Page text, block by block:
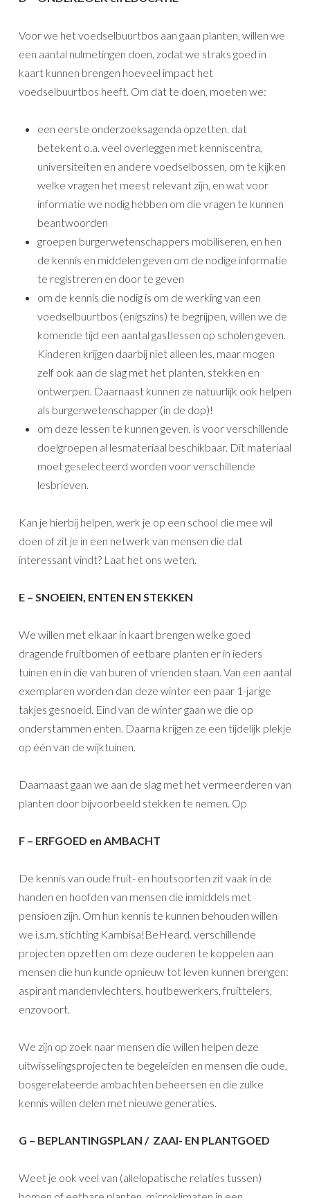
Voor we het voedselbuurtbos aan gaan planten, willen we
een aantal nulmetingen doen, zodat we straks goed in
kaart kunnen brengen hoeveel impact het
voedselbuurtbos heeft. Om dat te doen, moeten we:
een eerste onderzoeksagenda opzetten. dat
betekent o.a. veel overleggen met kenniscentra,
universiteiten en andere voedselbossen, om te kijken
welke vragen het meest relevant zijn, en wat voor
informatie we nodig hebben om die vragen te kunnen
beantwoorden
groepen burgerwetenschappers mobiliseren, en hen
de kennis en middelen geven om de nodige informatie
te registreren en door te geven
om de kennis die nodig is om de werking van een
voedselbuurtbos (enigszins) te begrijpen, willen we de
komende tijd een aantal gastlessen op scholen geven.
Kinderen krijgen daarbij niet alleen les, maar mogen
zelf ook aan de slag met het planten, stekken en
ontwerpen. Daarnaast kunnen ze natuurlijk ook helpen
als burgerwetenschapper (in de dop)!
om deze lessen te kunnen geven, is voor verschillende
doelgroepen al lesmateriaal beschikbaar. Dit materiaal
moet geselecteerd worden voor verschillende
lesbrieven.
Kan je hierbij helpen, werk je op een school die mee wil
doen of zit je in een netwerk van mensen die dat
interessant vindt? Laat het ons weten.
E – SNOEIEN, ENTEN EN STEKKEN
We willen met elkaar in kaart brengen welke goed
dragende fruitbomen of eetbare planten er in ieders
tuinen en in die van buren of vrienden staan. Van een aantal
exemplaren worden dan deze winter een paar 1-jarige
takjes gesnoeid. Eind van de winter gaan we die op
onderstammen enten. Daarna krijgen ze een tijdelijk plekje
op één van de wijktuinen.
Daarnaast gaan we aan de slag met het vermeerderen van
planten door bijvoorbeeld stekken te nemen. Op
F – ERFGOED en AMBACHT
De kennis van oude fruit- en houtsoorten zit vaak in de
handen en hoofden van mensen die inmiddels met
pensioen zijn. Om hun kennis te kunnen behouden willen
we i.s.m. stichting Kambisa!BeHeard. verschillende
projecten opzetten om deze ouderen te koppelen aan
mensen die hun kunde opnieuw tot leven kunnen brengen:
aspirant mandenvlechters, houtbewerkers, fruittelers,
enzovoort.
We zijn op zoek naar mensen die willen helpen deze
uitwisselingsprojecten te begeleiden en mensen die oude,
bosgerelateerde ambachten beheersen en die zulke
kennis willen delen met nieuwe generaties.
G – BEPLANTINGSPLAN / ZAAI- EN PLANTGOED
Weet je ook veel van (allelopatische relaties tussen)